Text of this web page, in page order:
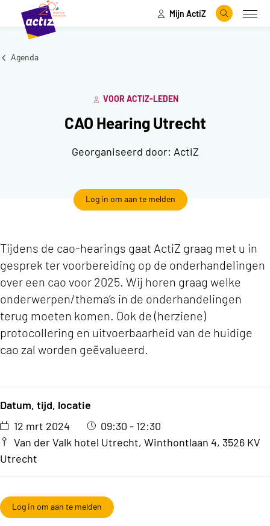
Naar hoofdinhoud
Naar menu Mijn ActiZ
Zoeken
Agenda
VOOR ACTIZ-LEDEN
CAO Hearing Utrecht
Georganiseerd door: ActiZ
Log in om aan te melden
Tijdens de cao-hearings gaat ActiZ graag met u in
gesprek ter voorbereiding op de onderhandelingen
over een cao voor 2025. Wij horen graag welke
onderwerpen/thema’s in de onderhandelingen
terug moeten komen. Ook de (herziene)
protocollering en uitvoerbaarheid van de huidige
cao zal worden geëvalueerd.
Datum, tijd, locatie
12 mrt 2024
09:30 - 12:30
Van der Valk hotel Utrecht, Winthontlaan 4, 3526 KV
Utrecht
Log in om aan te melden